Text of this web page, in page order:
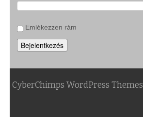
Emlékezzen rám
Bejelentkezés
CyberChimps WordPress Themes